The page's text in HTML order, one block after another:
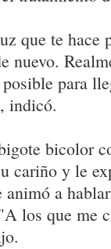
que te hace
nuevo.
para
indicó.
bicolor
cariño y le
a
los que me